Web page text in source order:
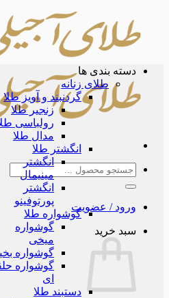
content
جستجو
ورود / عضویت
سبد خرید
دسته بندی ها
طلای زنانه
گردنبند و آویز طلا
زنجیر طلا
رولباسی
مدال طلا
انگشتر طلا
انگشتر
مینیمال
انگشتر
پورتوفینو
گوشواره طلا
گوشواره
میخی
گوشواره
گوشواره
ای
دستبند طلا